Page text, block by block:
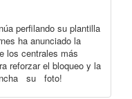
perfilando su plantilla
ha anunciado la
los centrales más
reforzar el bloqueo y la
su foto!